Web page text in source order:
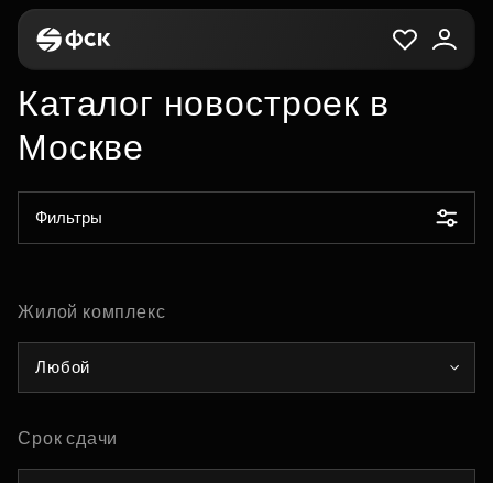
Каталог новостроек в
Москве
Фильтры
Жилой комплекс
Любой
Срок сдачи